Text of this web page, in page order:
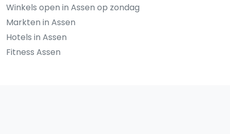
Winkels open in Assen op zondag
Markten in Assen
Hotels in Assen
Fitness Assen